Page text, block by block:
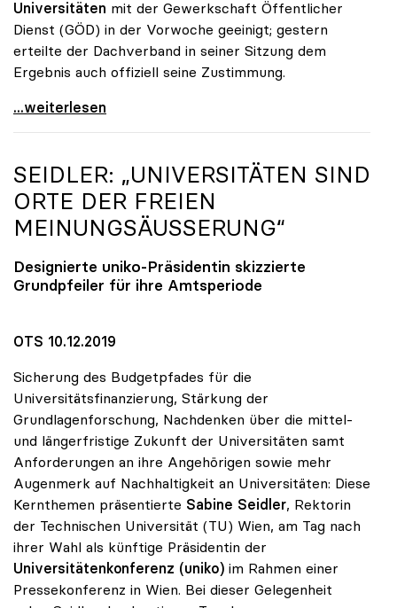
Universitäten mit der Gewerkschaft Öffentlicher
Dienst (GÖD) in der Vorwoche geeinigt; gestern
erteilte der Dachverband in seiner Sitzung dem
Ergebnis auch offiziell seine Zustimmung.
KV-Verhandlungen: Gehälter steigen um mindestens
...weiterlesen
SEIDLER: „UNIVERSITÄTEN SIND
ORTE DER FREIEN
MEINUNGSÄUSSERUNG“
Designierte uniko-Präsidentin skizzierte
Grundpfeiler für ihre Amtsperiode
OTS 10.12.2019
Sicherung des Budgetpfades für die
Universitätsfinanzierung, Stärkung der
Grundlagenforschung, Nachdenken über die mittel-
und längerfristige Zukunft der Universitäten samt
Anforderungen an ihre Angehörigen sowie mehr
Augenmerk auf Nachhaltigkeit an Universitäten: Diese
Kernthemen präsentierte Sabine Seidler, Rektorin
der Technischen Universität (TU) Wien, am Tag nach
ihrer Wahl als künftige Präsidentin der
Universitätenkonferenz (uniko) im Rahmen einer
Pressekonferenz in Wien. Bei dieser Gelegenheit